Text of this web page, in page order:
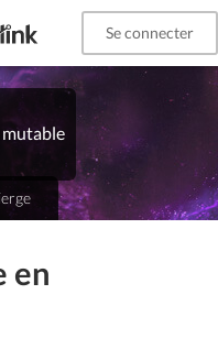
Se connecter
mutable
en